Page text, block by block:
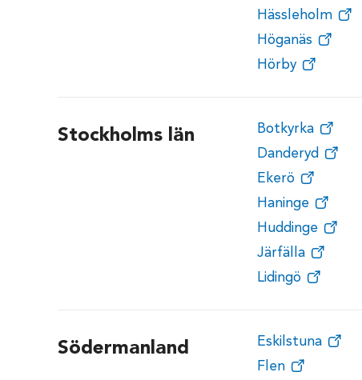
Hässleholm
Höganäs
Hörby
Stockholms län
Botkyrka
Danderyd
Ekerö
Haninge
Huddinge
Järfälla
Lidingö
Södermanland
Eskilstuna
Flen